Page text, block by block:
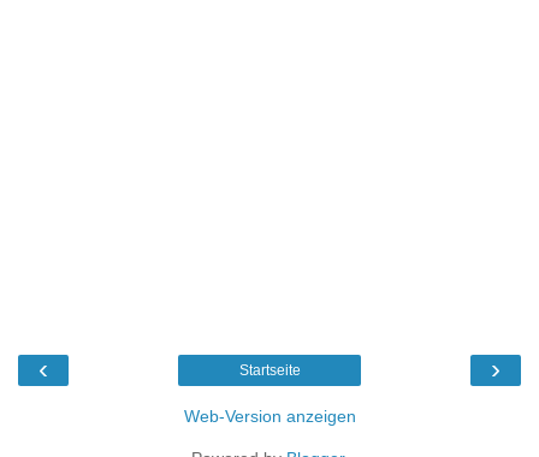
‹ ›
Startseite
Web-Version anzeigen